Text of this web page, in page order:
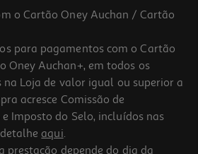
250ml
o Cartão Oney Auchan / Cartão
para pagamentos com o Cartão
Oney Auchan+, em todos os
Loja de valor igual ou superior a
acresce Comissão de
Imposto do Selo, incluídos nas
aqui.
prestação depende do dia da